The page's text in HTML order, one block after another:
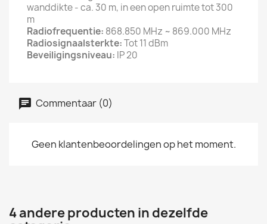
wanddikte - ca. 30 m, in een open ruimte tot 300
m
Radiofrequentie: 868.850 MHz ~ 869.000 MHz
Radiosignaalsterkte:Tot 11 dBm
Beveiligingsniveau: IP 20
Commentaar (0)
Geen klantenbeoordelingen op het moment.
4 andere producten in dezelfde